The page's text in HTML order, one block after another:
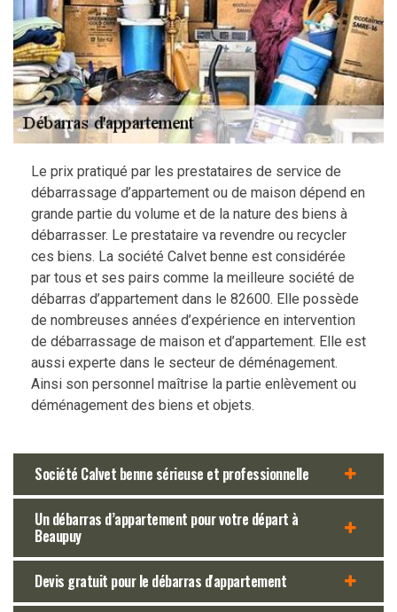
Le prix pratiqué par les prestataires de service de
débarrassage d’appartement ou de maison dépend en
grande partie du volume et de la nature des biens à
débarrasser. Le prestataire va revendre ou recycler
ces biens. La société Calvet benne est considérée
par tous et ses pairs comme la meilleure société de
débarras d’appartement dans le 82600. Elle possède
de nombreuses années d’expérience en intervention
de débarrassage de maison et d’appartement. Elle est
aussi experte dans le secteur de déménagement.
Ainsi son personnel maîtrise la partie enlèvement ou
déménagement des biens et objets.
Société Calvet benne sérieuse et professionnelle
Un débarras d’appartement pour votre départ à
Beaupuy
Devis gratuit pour le débarras d'appartement